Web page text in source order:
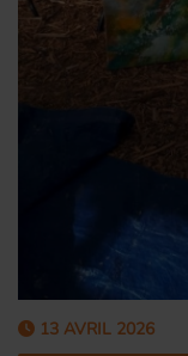
13 AVRIL 2026